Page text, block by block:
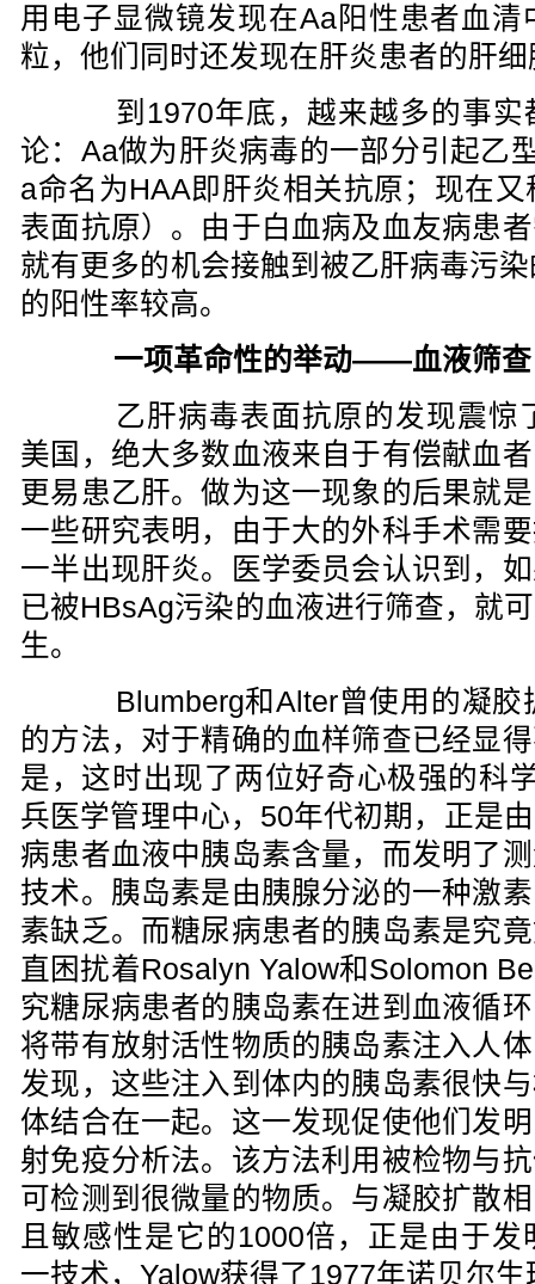
用电子显微镜发现在Aa阳性患者血
粒，他们同时还发现在肝炎患者的肝
到1970年底，越来越多的事实
论：Aa做为肝炎病毒的一部分引起乙
a命名为HAA即肝炎相关抗原；现在
表面抗原）。由于白血病及血友病患
就有更多的机会接触到被乙肝病毒污
的阳性率较高。
一项革命性的举动——血液筛查
乙肝病毒表面抗原的发现震惊
美国，绝大多数血液来自于有偿献血
更易患乙肝。做为这一现象的后果就
一些研究表明，由于大的外科手术需
一半出现肝炎。医学委员会认识到，
已被HBsAg污染的血液进行筛查，就
生。
Blumberg和Alter曾使用的凝胶
的方法，对于精确的血样筛查已经显
是，这时出现了两位好奇心极强的科
兵医学管理中心，50年代初期，正是
病患者血液中胰岛素含量，而发明了
技术。胰岛素是由胰腺分泌的一种激
素缺乏。而糖尿病患者的胰岛素是究
直困扰着Rosalyn Yalow和Solomon
究糖尿病患者的胰岛素在进到血液循
将带有放射活性物质的胰岛素注入人
发现，这些注入到体内的胰岛素很快
体结合在一起。这一发现促使他们发
射免疫分析法。该方法利用被检物与
可检测到很微量的物质。与凝胶扩散
且敏感性是它的1000倍，正是由于
一技术，Yalow获得了1977年诺贝尔